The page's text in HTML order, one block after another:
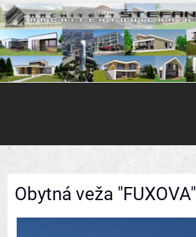
Obytná veža "FUXOVA"